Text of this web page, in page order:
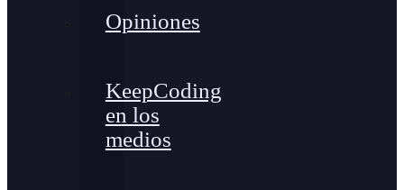
Opiniones
KeepCoding
en los
medios